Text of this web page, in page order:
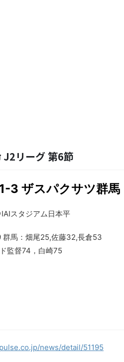
リーグ 第6節
3 ザスパクサツ群馬
スタジアム日本平
群馬：畑尾25,佐藤32,長倉53
監督74，白崎75
news/detail/51195